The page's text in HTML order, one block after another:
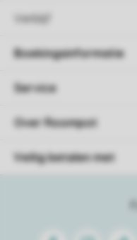
Verblijf
FacebookInstagram
Tiktok
Boekingsinformatie
Service
Over Roompot
Veilig betalen met